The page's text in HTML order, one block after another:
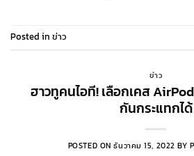
Posted in ข่าว
ข่าว
ฮาวทูคนไอที! เลือกเคส
กันกระแทกได้
POSTED ONธันวาคม 15, 2022 BY